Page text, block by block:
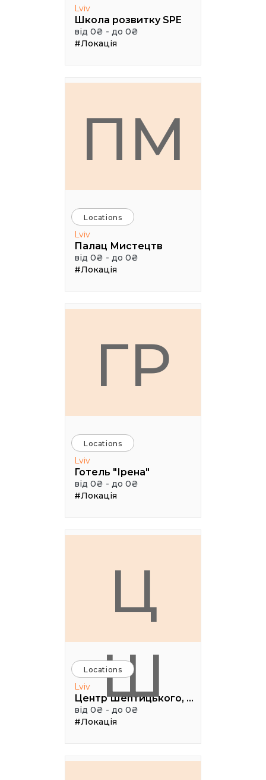
Lviv
Школа розвитку SPE
від 0₴ - до 0₴
#Локація
ПМ
Locations
Lviv
Палац Мистецтв
від 0₴ - до 0₴
#Локація
ГР
Locations
Lviv
Готель "Ірена"
від 0₴ - до 0₴
#Локація
Ц
Ш
Locations
Lviv
Центр Шептицького, 1 поверх, паркова аудиторія
від 0₴ - до 0₴
#Локація